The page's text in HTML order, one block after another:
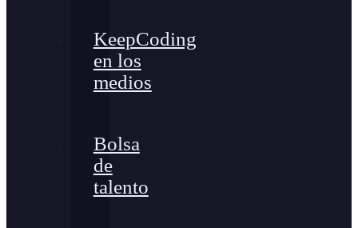
KeepCoding
en los
medios
Bolsa
de
talento